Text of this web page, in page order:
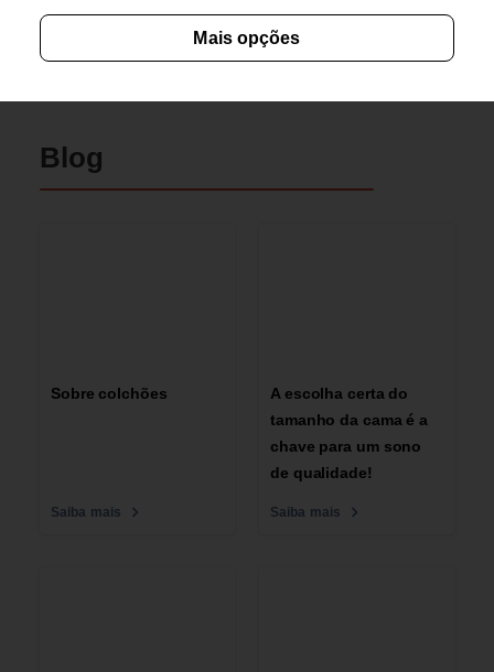
Blog
Sobre colchões
Saiba mais
A escolha certa do
tamanho da cama é a
chave para um sono
de qualidade!
Saiba mais
Mais opções